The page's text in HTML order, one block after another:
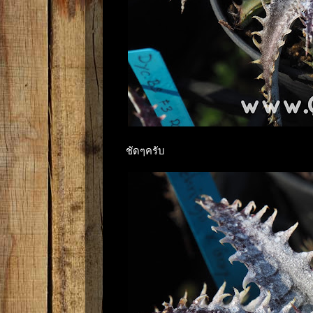
ชัดๆครับ